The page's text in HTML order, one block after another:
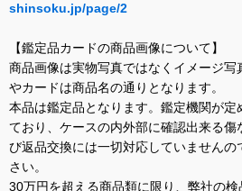
shinsoku.jp/page/2
【鑑定品カードの商品画像について】
商品画像は実物写真ではなくイメージ写
やカードは商品名の通りとなります。
本品は鑑定品となります。鑑定機関が定
ており、ケースの内外部に確認出来る傷
び返品交換には一切対応していません
さい。
30万円を超える商品類に限り、弊社の